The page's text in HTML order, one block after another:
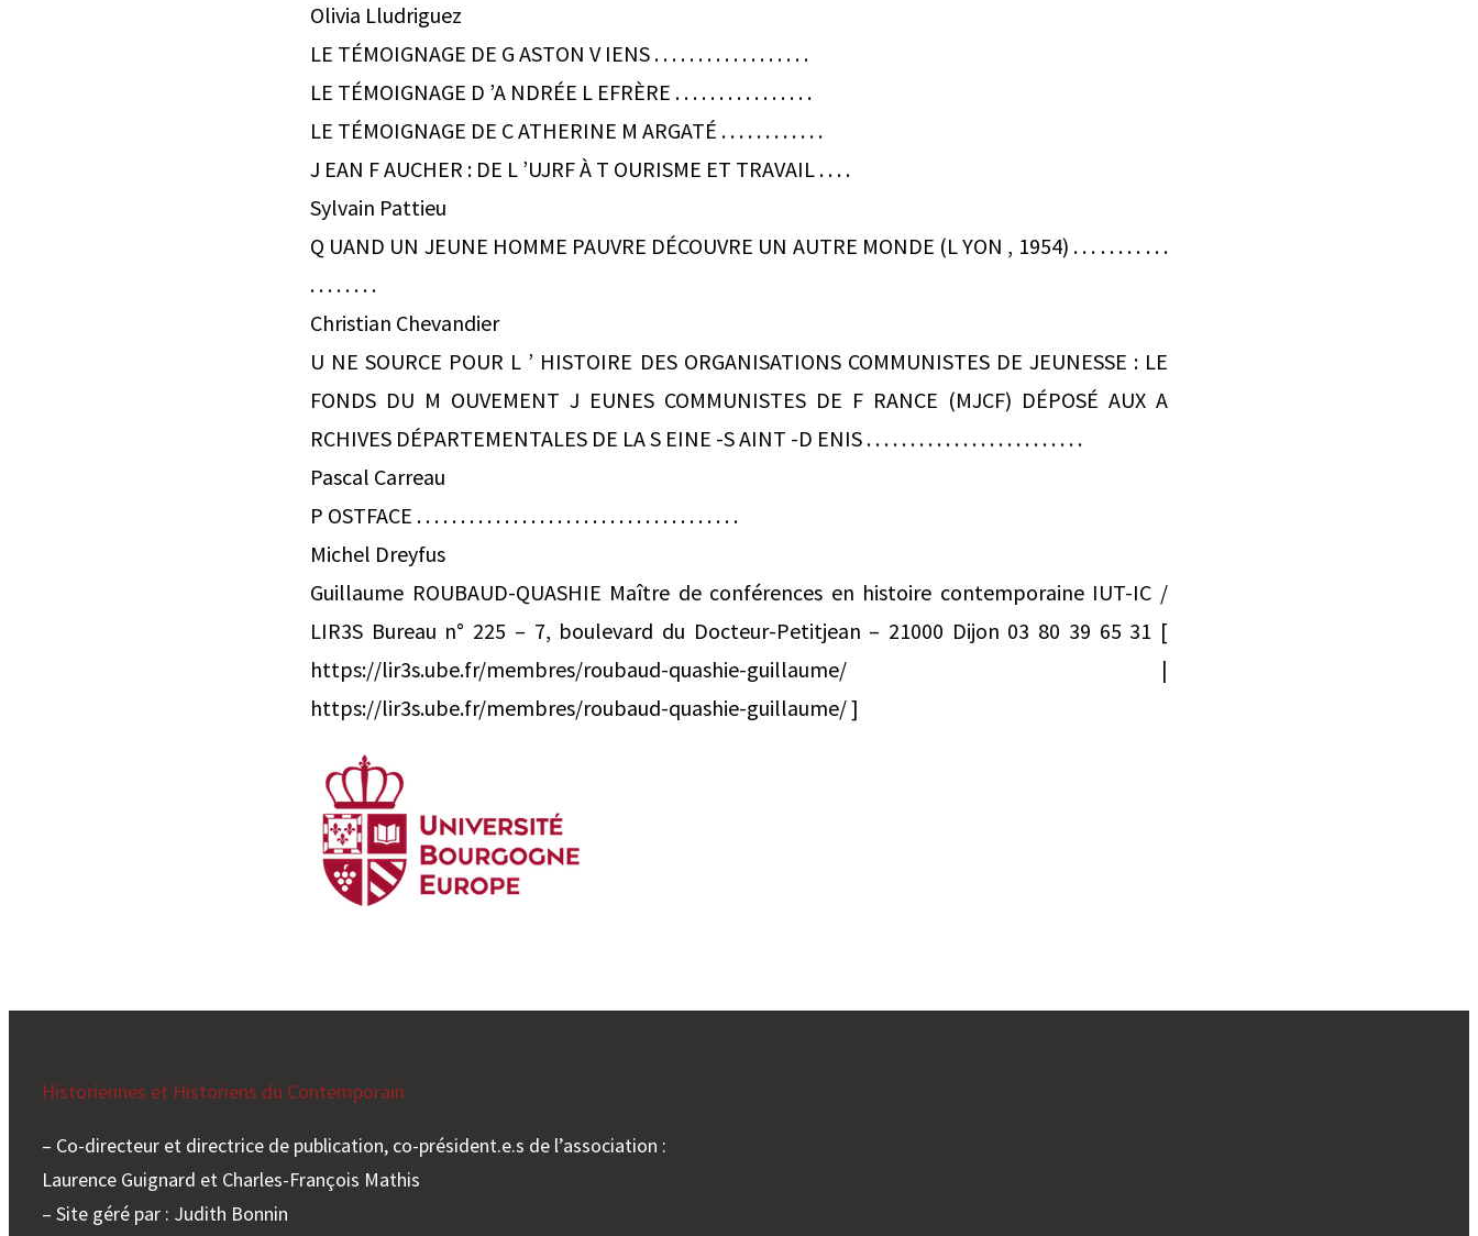
Olivia Lludriguez
LE TÉMOIGNAGE DE G ASTON V IENS . . . . . . . . . . . . . . . . . .
LE TÉMOIGNAGE D ’A NDRÉE L EFRÈRE . . . . . . . . . . . . . . . .
LE TÉMOIGNAGE DE C ATHERINE M ARGATÉ . . . . . . . . . . . .
J EAN F AUCHER : DE L ’UJRF À T OURISME ET TRAVAIL . . . .
Sylvain Pattieu
Q UAND UN JEUNE HOMME PAUVRE DÉCOUVRE UN AUTRE MONDE (L YON , 1954) . . . . . . . . . . .
. . . . . . . .
Christian Chevandier
U NE SOURCE POUR L ’ HISTOIRE DES ORGANISATIONS COMMUNISTES DE JEUNESSE : LE
FONDS DU M OUVEMENT J EUNES COMMUNISTES DE F RANCE (MJCF) DÉPOSÉ AUX A
RCHIVES DÉPARTEMENTALES DE LA S EINE -S AINT -D ENIS . . . . . . . . . . . . . . . . . . . . . . . . .
Pascal Carreau
P OSTFACE . . . . . . . . . . . . . . . . . . . . . . . . . . . . . . . . . . . . .
Michel Dreyfus
Guillaume ROUBAUD-QUASHIE Maître de conférences en histoire contemporaine IUT-IC /
LIR3S Bureau n° 225 – 7, boulevard du Docteur-Petitjean – 21000 Dijon 03 80 39 65 31 [
https://lir3s.ube.fr/membres/roubaud-quashie-guillaume/ |
https://lir3s.ube.fr/membres/roubaud-quashie-guillaume/ ]
Historiennes et Historiens du Contemporain
– Co-directeur et directrice de publication, co-président.e.s de l’association :
Laurence Guignard et Charles-François Mathis
– Site géré par : Judith Bonnin